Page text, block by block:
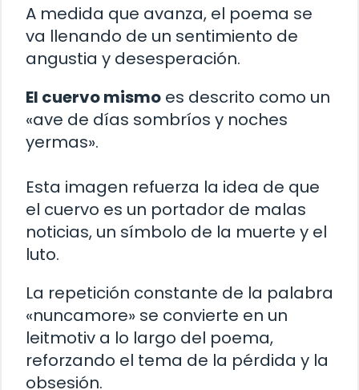
A medida que avanza, el poema se
va llenando de un sentimiento de
angustia y desesperación.
El cuervo mismo es descrito como un
«ave de días sombríos y noches
yermas».
Esta imagen refuerza la idea de que
el cuervo es un portador de malas
noticias, un símbolo de la muerte y el
luto.
La repetición constante de la palabra
«nuncamore» se convierte en un
leitmotiv a lo largo del poema,
reforzando el tema de la pérdida y la
obsesión.